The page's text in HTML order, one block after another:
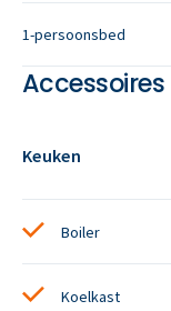
1-persoonsbed
Accessoires
Keuken
Boiler
Koelkast